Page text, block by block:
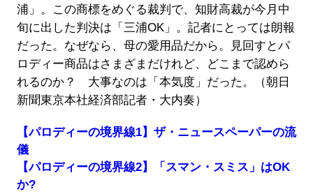
浦」。この商標をめぐる裁判で、知財高裁が今月中
旬に出した判決は「三浦OK」。記者にとっては朗報
だった。なぜなら、母の愛用品だから。見回すとパ
ロディー商品はさまざまだけれど、どこまで認めら
れるのか？ 大事なのは「本気度」だった。（朝日
新聞東京本社経済部記者・大内奏）
【パロディーの境界線1】ザ・ニュースペーパーの流
儀
【パロディーの境界線2】「スマン・スミス」はOK
か?